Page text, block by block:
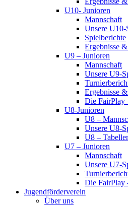
U10- Junioren
Mannschaft
Unsere U10-
Spielberichte
Ergebnisse
U9 – Junioren
Mannschaft
Unsere U9-
Ergebnisse
Die FairPlay
U8-Junioren
U8 –
Unsere U8-
U8 –
U7 – Junioren
Mannschaft
Unsere U7-
Die FairPlay
Jugendförderverein
Über uns